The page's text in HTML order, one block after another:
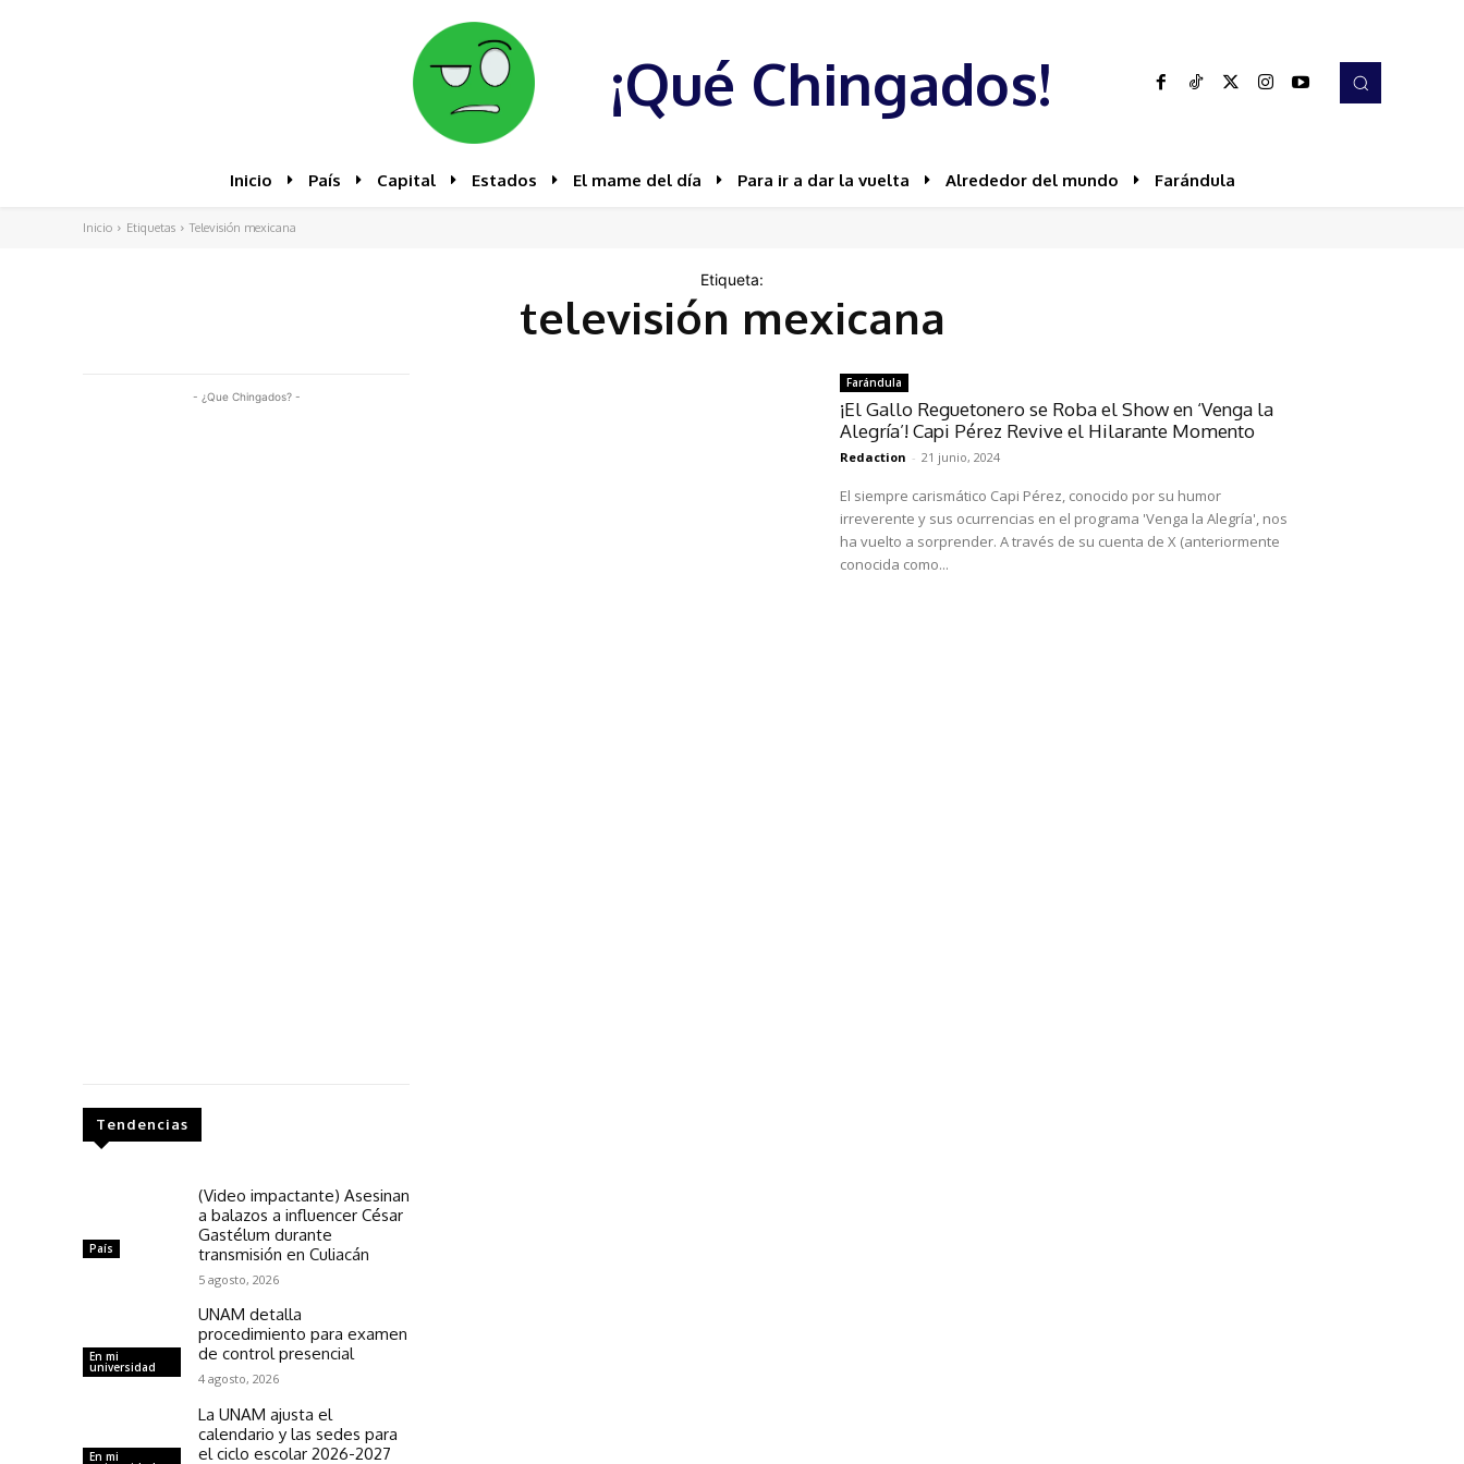
¡Qué Chingados!
Inicio País Capital Estados El mame del día Para ir a dar la vuelta Alrededor del mundo Farándula
Inicio Etiquetas Televisión mexicana
Etiqueta:
televisión mexicana
- ¿Que Chingados? -
Tendencias
País
(Video impactante) Asesinan
a balazos a influencer César
Gastélum durante
transmisión en Culiacán
5 agosto, 2026
En mi
universidad
UNAM detalla
procedimiento para examen
de control presencial
4 agosto, 2026
En mi
La UNAM ajusta el
calendario y las sedes para
el ciclo escolar 2026-2027
Farándula
¡El Gallo Reguetonero se Roba el Show en ‘Venga la
Alegría’! Capi Pérez Revive el Hilarante Momento
Redaction - 21 junio, 2024
El siempre carismático Capi Pérez, conocido por su humor
irreverente y sus ocurrencias en el programa 'Venga la Alegría', nos
ha vuelto a sorprender. A través de su cuenta de X (anteriormente
conocida como...